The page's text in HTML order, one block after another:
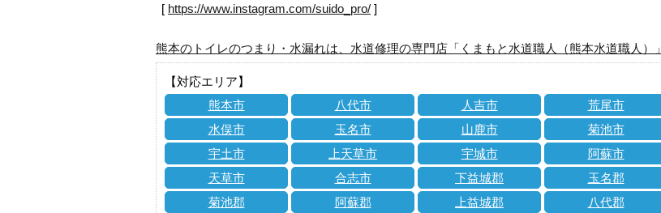
[ https://www.instagram.com/suido_pro/ ]
熊本のトイレのつまり・水漏れは、水道修理の専門店「くまもと水道職人（熊本水道職人）」
【対応エリア】
熊本市
八代市 人吉市
荒尾市
水俣市
玉名市 山鹿市
菊池市
宇土市
上天草市 宇城市
阿蘇市
天草市
合志市 下益城郡
玉名郡
菊池郡
阿蘇郡 上益城郡
八代郡